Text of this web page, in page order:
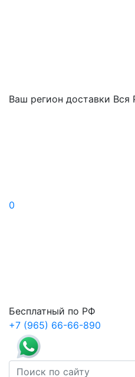
Ваш регион доставки Вся
0
Бесплатный по РФ
+7 (965) 66-66-890